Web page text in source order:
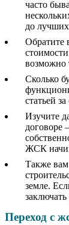
часто
до
Обратите
возможно
Сколько
статьей
Изучите
договоре
ЖСК
Также
земле.
Переход с